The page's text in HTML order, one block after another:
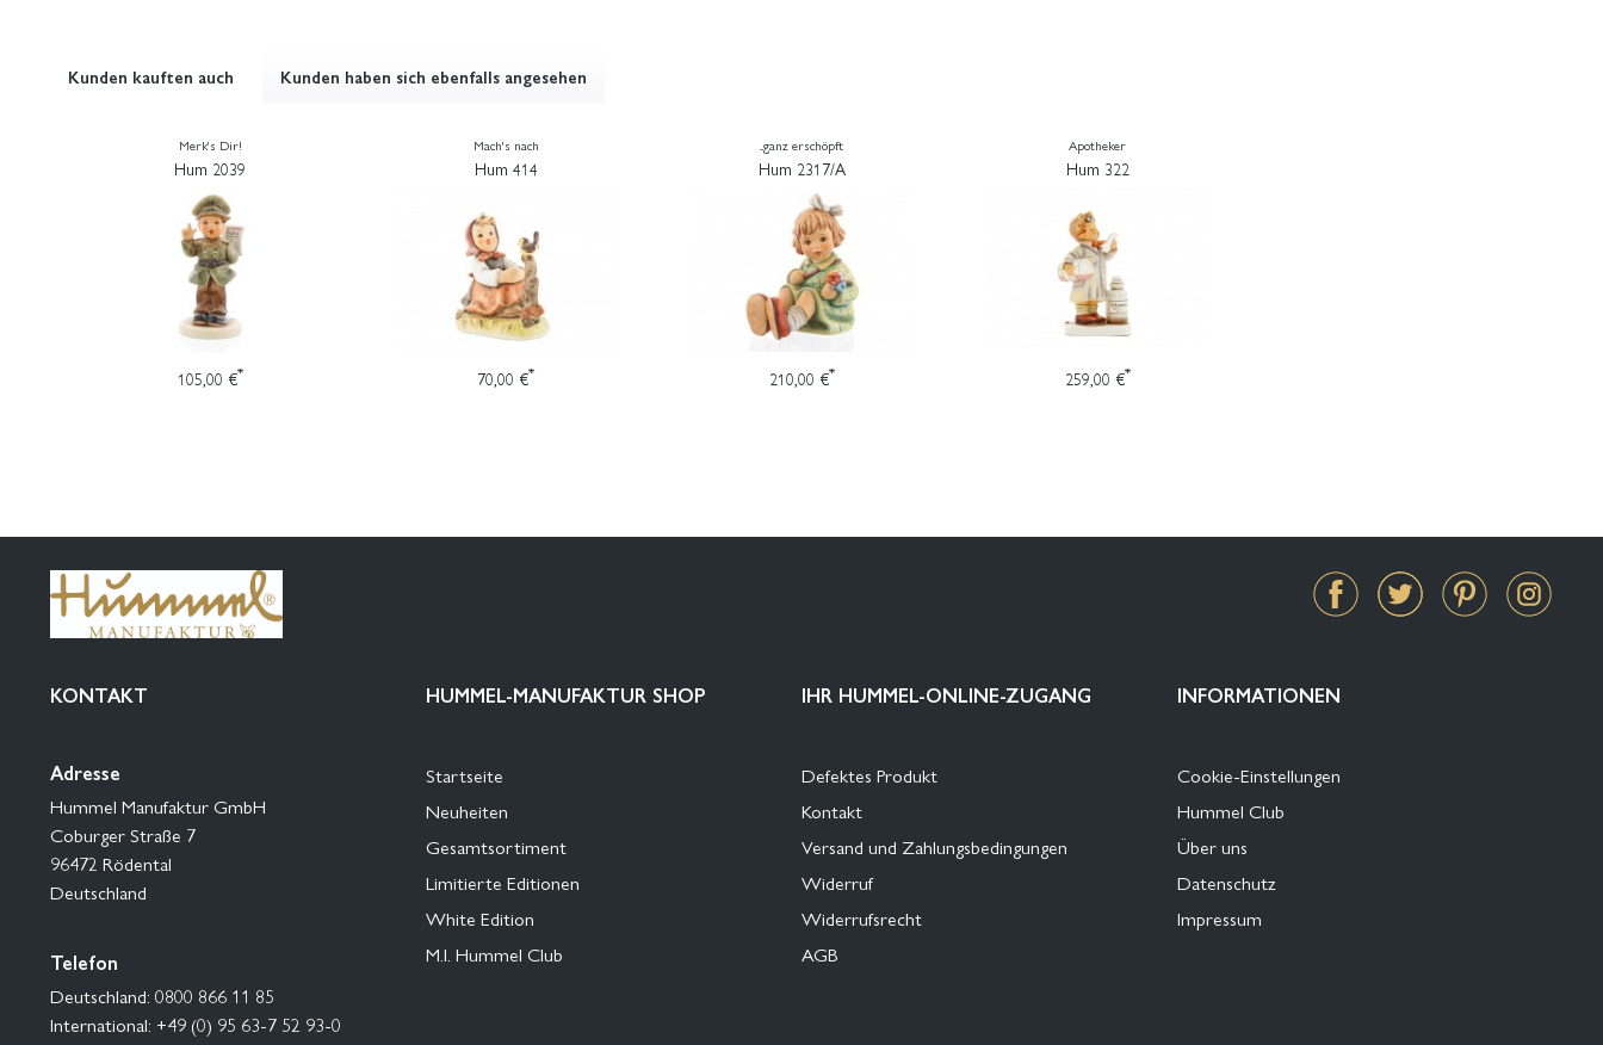
Kunden kauften auch Kunden haben sich ebenfalls angesehen
Merk's Dir!
Hum 2039
105,00 €*
Mach's nach
Hum 414
70,00 €*
...ganz erschöpft
Hum 2317/A
210,00 €*
Apotheker
Hum 322
259,00 €*
KONTAKT
Adresse
Hummel Manufaktur GmbH
Coburger Straße 7
96472 Rödental
Deutschland
Telefon
Deutschland: 0800 866 11 85
International: +49 (0) 95 63-7 52 93-0
HUMMEL-MANUFAKTUR SHOP
Startseite
Neuheiten
Gesamtsortiment
Limitierte Editionen
White Edition
M.I. Hummel Club
IHR HUMMEL-ONLINE-ZUGANG
Defektes Produkt
Kontakt
Versand und Zahlungsbedingungen
Widerruf
Widerrufsrecht
AGB
INFORMATIONEN
Cookie-Einstellungen
Hummel Club
Über uns
Datenschutz
Impressum